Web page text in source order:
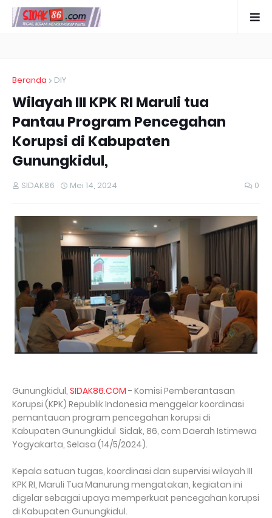
Beranda DIY
Wilayah III KPK RI Maruli tua
Pantau Program Pencegahan
Korupsi di Kabupaten
Gunungkidul,
SIDAK86 Mei 14, 2024 0
Gunungkidul, SIDAK86.COM - Komisi Pemberantasan
Korupsi (KPK) Republik Indonesia menggelar koordinasi
pemantauan program pencegahan korupsi di
Kabupaten Gunungkidul Sidak, 86, com Daerah Istimewa
Yogyakarta, Selasa (14/5/2024).
Kepala satuan tugas, koordinasi dan supervisi wilayah III
KPK RI, Maruli Tua Manurung mengatakan, kegiatan ini
digelar sebagai upaya memperkuat pencegahan korupsi
di Kabupaten Gunungkidul.